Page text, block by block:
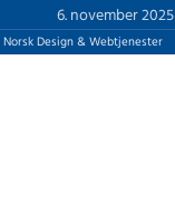
6. november 2025
Norsk Design & Webtjenester